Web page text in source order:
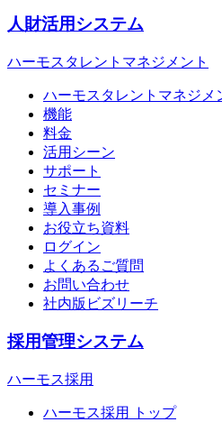
人財活用システム
ハーモスタレントマネジメント
ハーモスタレントマネジメ
機能
料金
活用シーン
サポート
セミナー
導入事例
お役立ち資料
ログイン
よくあるご質問
お問い合わせ
社内版ビズリーチ
採用管理システム
ハーモス採用
ハーモス採用 トップ